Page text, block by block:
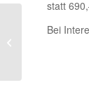
statt
Bei
Manz